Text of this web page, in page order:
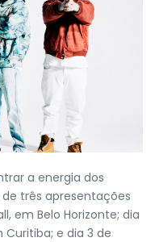
a energia dos
três apresentações
em Belo Horizonte; dia
Curitiba; e dia 3 de